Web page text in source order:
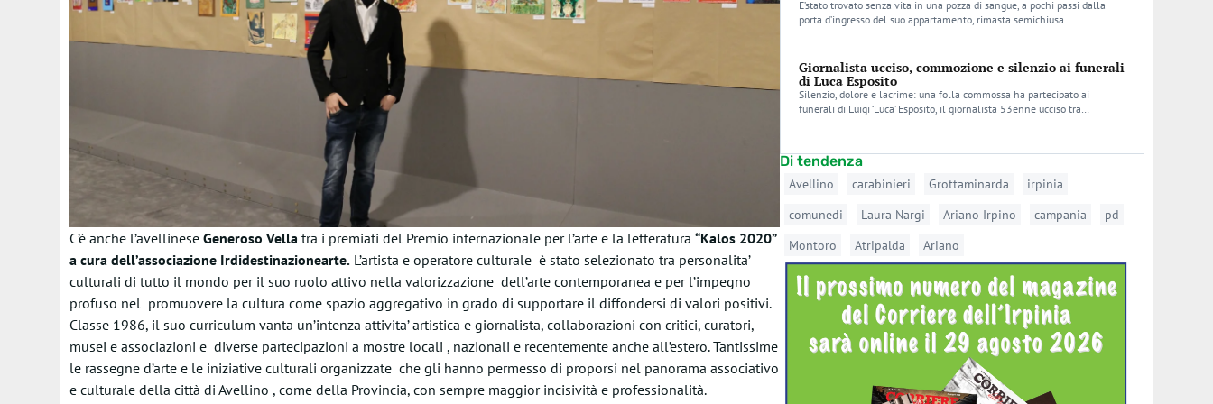
C’è anche l’avellinese Generoso Vellatra i premiati del Premio internazionale per l’arte e la letteratura “Kalos 2020”
a cura dell’associazione Irdidestinazionearte.L’artista e operatore culturale è stato selezionato tra personalita’
culturali di tutto il mondo per il suo ruolo attivo nella valorizzazione dell’arte contemporanea e per l’impegno
profuso nel promuovere la cultura come spazio aggregativo in grado di supportare il diffondersi di valori positivi.
Classe 1986, il suo curriculum vanta un’intenza attivita’ artistica e giornalista, collaborazioni con critici, curatori,
musei e associazioni e diverse partecipazioni a mostre locali , nazionali e recentemente anche all’estero.Tantissime
le rassegne d’arte e le iniziative culturali organizzate che gli hanno permesso di proporsi nel panorama associativo
e culturale della città di Avellino , come della Provincia, con sempre maggior incisività e professionalità.
E’stato trovato senza vita in una pozza di sangue, a pochi passi dalla
porta d’ingresso del suo appartamento, rimasta semichiusa….
Giornalista ucciso, commozione e silenzio ai funerali
di Luca Esposito
Silenzio, dolore e lacrime: una folla commossa ha partecipato ai
funerali di Luigi ‘Luca’ Esposito, il giornalista 53enne ucciso tra…
Di tendenza
Avellino carabinieri Grottaminarda
irpinia
comunedi
Laura Nargi Ariano Irpino campania
pd
Montoro
Atripalda Ariano